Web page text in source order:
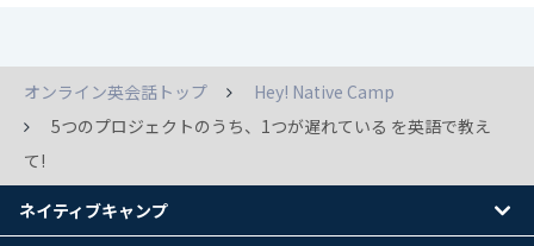
オンライン英会話トップ
Hey! Native Camp
5つのプロジェクトのうち、1つが遅れている を英語で教え
て!
ネイティブキャンプ